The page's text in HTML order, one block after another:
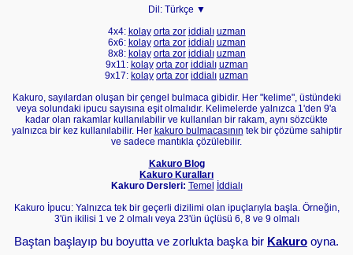
Dil: Türkçe ▼
4x4: kolay orta zor iddialı uzman
6x6: kolay orta zor iddialı uzman
8x8: kolay orta zor iddialı uzman
9x11: kolay orta zor iddialı uzman
9x17: kolay orta zor iddialı uzman
Kakuro, sayılardan oluşan bir çengel bulmaca gibidir. Her "kelime", üstündeki
veya solundaki ipucu sayısına eşit olmalıdır. Kelimelerde yalnızca 1'den 9'a
kadar olan rakamlar kullanılabilir ve kullanılan bir rakam, aynı sözcükte
yalnızca bir kez kullanılabilir. Her kakuro bulmacasının tek bir çözüme sahiptir
ve sadece mantıkla çözülebilir.
Kakuro Blog
Kakuro Kuralları
Kakuro Dersleri: Temel
İddialı
Kakuro İpucu: Yalnızca tek bir geçerli dizilimi olan ipuçlarıyla başla. Örneğin,
3'ün ikilisi 1 ve 2 olmalı veya 23'ün üçlüsü 6, 8 ve 9 olmalı
Baştan başlayıp bu boyutta ve zorlukta başka bir Kakuro oyna.